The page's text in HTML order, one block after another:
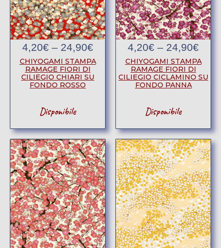
4,20€ – 24,90€
CHIYOGAMI STAMPA
RAMAGE FIORI DI
CILIEGIO CHIARI SU
FONDO ROSSO
Disponibile
4,20€ – 24,90€
CHIYOGAMI STAMPA
RAMAGE FIORI DI
CILIEGIO CICLAMINO SU
FONDO PANNA
Disponibile